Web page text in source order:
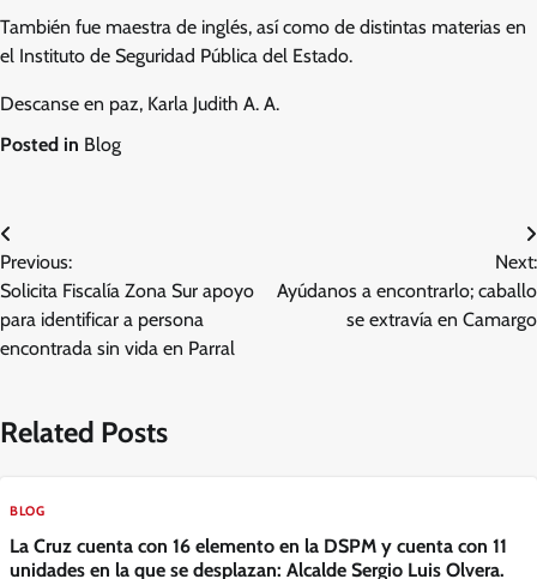
También fue maestra de inglés, así como de distintas materias en
el Instituto de Seguridad Pública del Estado.
Descanse en paz, Karla Judith A. A.
Posted in Blog
Navegación
de
entradas
Previous:
Solicita Fiscalía Zona Sur apoyo
para identificar a persona
encontrada sin vida en Parral
Next:
Ayúdanos a encontrarlo; caballo
se extravía en Camargo
Related Posts
BLOG
La Cruz cuenta con 16 elemento en la DSPM y cuenta con 11
unidades en la que se desplazan: Alcalde Sergio Luis Olvera.